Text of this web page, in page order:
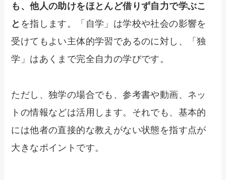
も、他人の助けをほとんど借りず自力で学ぶこ
と を指します。「自学」は学校や社会の影響を
受けてもよい主体的学習であるのに対し、「独
学」はあくまで完全自力の学びです。
ただし、独学の場合でも、参考書や動画、ネッ
トの情報などは活用します。それでも、基本的
には他者の直接的な教えがない状態を指す点が
大きなポイントです。